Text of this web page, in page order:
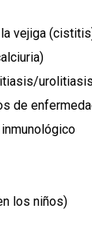
vejiga
de
los niños)